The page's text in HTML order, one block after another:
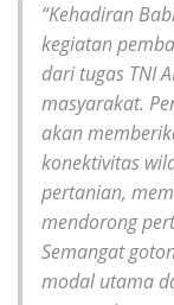
“Kehadiran
kegiatan
dari tugas TNI
masyarakat.
akan
konektivitas
pertanian,
mendorong
Semangat
modal utama